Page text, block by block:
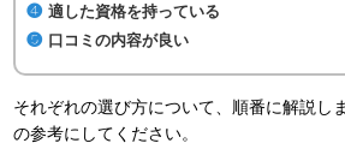
適した資格を持っている
口コミの内容が良い
それぞれの選び方について、順番に解説し
の参考にしてください。